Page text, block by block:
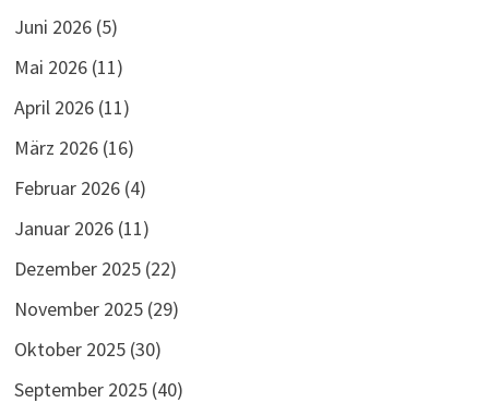
Juni 2026 (5)
Mai 2026 (11)
April 2026 (11)
März 2026 (16)
Februar 2026 (4)
Januar 2026 (11)
Dezember 2025 (22)
November 2025 (29)
Oktober 2025 (30)
September 2025 (40)